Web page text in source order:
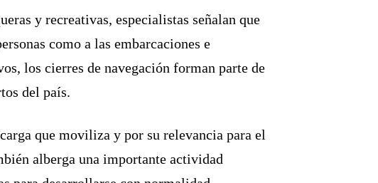
y recreativas, especialistas señalan que
como a las embarcaciones e
los cierres de navegación forman parte de
del país.
que moviliza y por su relevancia para el
alberga una importante actividad